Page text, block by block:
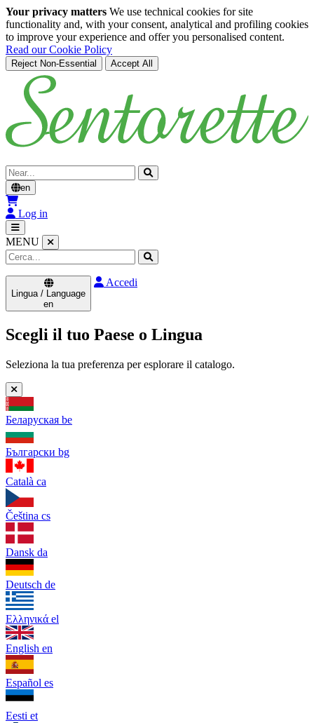
Your privacy matters We use technical cookies for site
functionality and, with your consent, analytical and profiling cookies
to improve your experience and offer you personalised content.
Read our Cookie Policy
Reject Non-Essential Accept All
Skip to main content
Cerca
en
Log in
MENU
Lingua / Language
en
Accedi
Scegli il tuo Paese o Lingua
Seleziona la tua preferenza per esplorare il catalogo.
Беларуская be
Български bg
Català ca
Čeština cs
Dansk da
Deutsch de
Ελληνικά el
English en
Español es
Eesti et